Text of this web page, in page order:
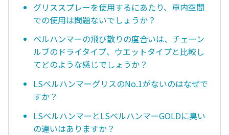
グリススプレーを使用するにあたり、車内空間
での使用は問題ないでしょうか？
ベルハンマーの飛び散りの度合いは、チェーン
ルブのドライタイプ、ウエットタイプと比較し
てどのような感じでしょうか？
LSベルハンマーグリスのNo.1がないのはなぜで
すか？
LSベルハンマーとLSベルハンマーGOLDに臭い
の違いはありますか？